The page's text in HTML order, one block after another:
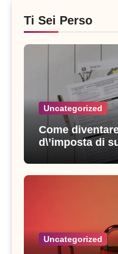
Ti Sei Perso
Uncategorized
Come
d\’imposta di
strategie
Uncategorized